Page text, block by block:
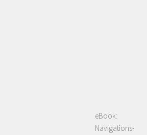
eBook:
Navigations-